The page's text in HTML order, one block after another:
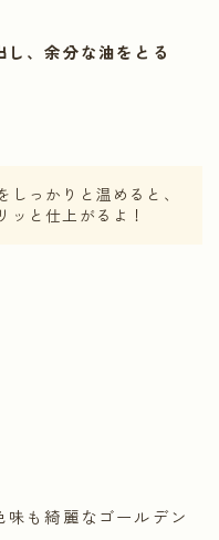
、余分な油をとる
っかりと温めると、
ッと仕上がるよ！
も綺麗なゴールデン